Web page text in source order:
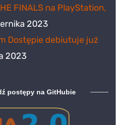
FINALS na PlayStation,
2023
Dostępie debiutuje już
2023
postępy na GitHubie